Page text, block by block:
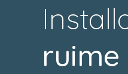
ruime